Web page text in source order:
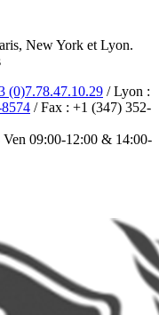
New York et Lyon.
(0)7.78.47.10.29 / Lyon :
/ Fax : +1 (347) 352-
09:00-12:00 & 14:00-